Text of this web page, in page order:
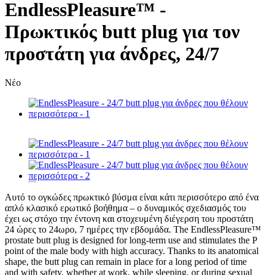
EndlessPleasure™ -
Πρωκτικός butt plug για τον
προστάτη για άνδρες, 24/7
Νέο
Αυτό το ογκώδες πρωκτικό βύσμα είναι κάτι περισσότερο από ένα
απλό κλασικό ερωτικό βοήθημα – ο δυναμικός σχεδιασμός του
έχει ως στόχο την έντονη και στοχευμένη διέγερση του προστάτη
24 ώρες το 24ωρο, 7 ημέρες την εβδομάδα. The EndlessPleasure™
prostate butt plug is designed for long-term use and stimulates the P
point of the male body with high accuracy. Thanks to its anatomical
shape, the butt plug can remain in place for a long period of time
and with safety, whether at work, while sleeping, or during sexual